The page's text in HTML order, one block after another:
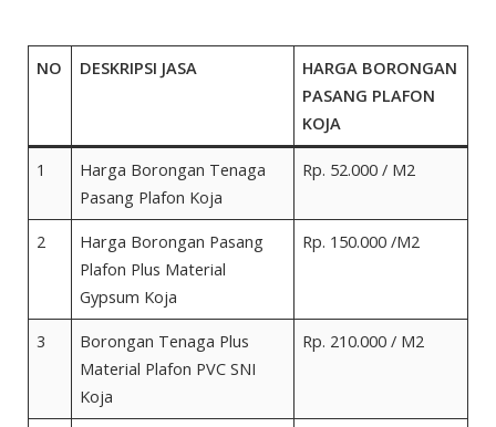
NO DESKRIPSI JASA
HARGA BORONGAN
PASANG PLAFON
KOJA
1
Harga Borongan Tenaga
Pasang Plafon Koja
Rp. 52.000 / M2
2
Harga Borongan Pasang
Plafon Plus Material
Gypsum Koja
Rp. 150.000 /M2
3
Borongan Tenaga Plus
Material Plafon PVC SNI
Koja
Rp. 210.000 / M2